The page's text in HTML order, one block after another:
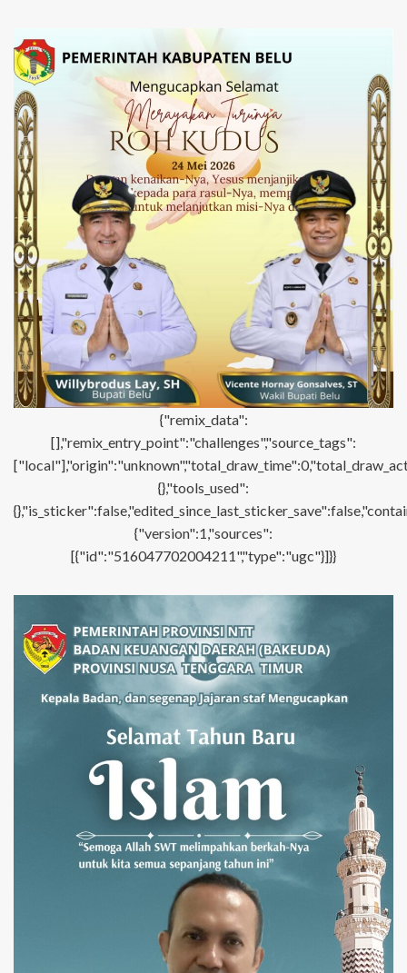
{"remix_data":
[],"remix_entry_point":"challenges","source_tags":
{},"tools_used":
{"version":1,"sources":
[{"id":"516047702004211","type":"ugc"}]}}